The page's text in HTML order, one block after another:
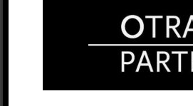
exposición de León Ferrari en
Moderno de Buenos Aires
respuestas posibles a la
significa una línea?”. La
también válida en el contexto